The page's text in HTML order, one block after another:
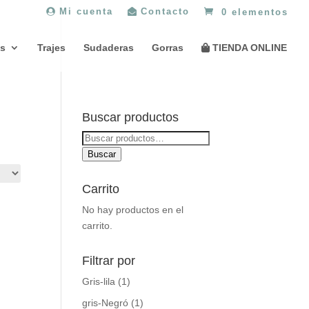
Mi cuenta Contacto 0 elementos
Trajes Sudaderas Gorras TIENDA ONLINE
Buscar productos
Buscar
por:
Buscar
Carrito
No hay productos en el
carrito.
Filtrar por
Gris-lila (1)
gris-Negró (1)